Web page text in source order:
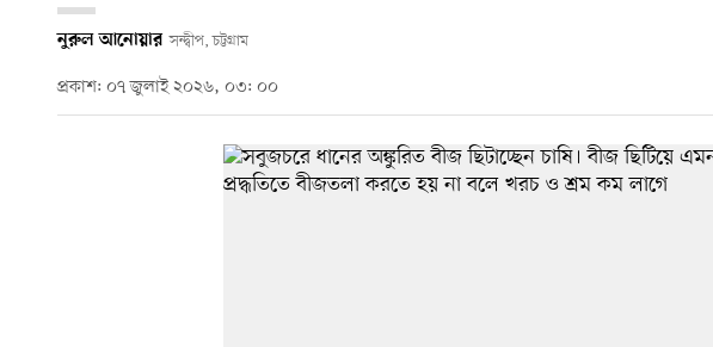
নুরুল আনোয়ার সন্দ্বীপ, চট্টগ্রাম
প্রকাশ: ০৭ জুলাই ২০২৬, ০৩: ০০